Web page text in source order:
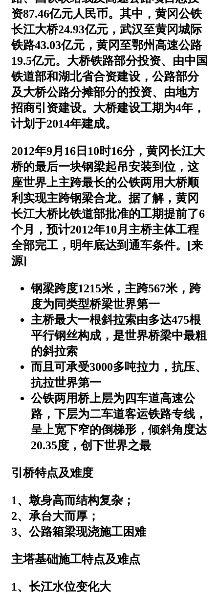
资87.46亿元人民币。其中，黄冈公铁
长江大桥24.93亿元，武汉至黄冈城际
铁路43.03亿元，黄冈至鄂州高速公路
19.5亿元。大桥铁路部分投资、由中国
铁道部和湖北省合资建设，公路部分
及大桥公路分摊部分的投资、由地方
招商引资建设。大桥建设工期为4年，
计划于2014年建成。
2012年9月16日10时16分，黄冈长江大
桥的最后一块钢梁起吊安装到位，这
座世界上主跨最长的公铁两用大桥顺
利实现主跨钢梁合龙。据了解，黄冈
长江大桥比铁道部批准的工期提前了6
个月，预计2012年10月主桥主体工程
全部完工，明年底达到通车条件。[来
源]
钢梁跨度1215米，主跨567米，跨
度为同类型桥梁世界第一
主桥最大一根斜拉索由多达475根
平行钢丝构成，是世界桥梁中最粗
的斜拉索
而且可承受3000多吨拉力，抗压、
抗拉世界第一
公铁两用桥上层为四车道高速公
路，下层为二车道客运铁路专线，
呈上宽下窄的倒梯形，倾斜角度达
20.35度，创下世界之最
引桥特点及难度
1、墩身高而结构复杂；
2、承台大而厚；
3、公路箱梁现浇施工困难
主塔基础施工特点及难点
1、长江水位变化大